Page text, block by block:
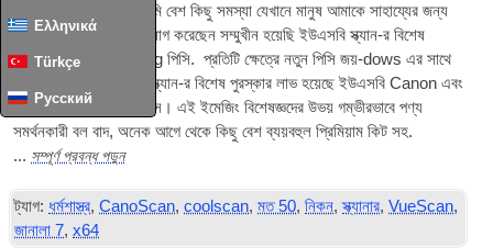
Ελληνικά
Türkçe
Русский
সাম্প্রতিক কয়েক মাসে আমি বেশ কিছু সমস্যা যেখানে মানুষ আমাকে সাহায্যের জন্য
জিজ্ঞাসা তাদের পেয়ে যোগাযোগ করেছেন সম্মুখীন হয়েছিইউএসবি স্ক্যান-র বিশেষ
পুরস্কার লাভ নতুন কাজ-ingপিসি. প্রতিটি ক্ষেত্রে নতুনপিসি জয়-dows এর সাথে
আসতে হবে 7 x64, এবং স্ক্যান-র বিশেষ পুরস্কার লাভ হয়েছেইউএসবি Canon এবং
নিকন দ্বারা উত্পাদিত ডিভাইস। এই ইমেজিং বিশেষজ্ঞদের উভয় গম্ভীরভাবে পণ্য
সমর্থনকারী বল বাদ, অনেক আগে থেকে কিছু বেশ ব্যয়বহুল প্রিমিয়াম কিট সহ.
... সম্পূর্ণ প্রবন্ধ পড়ুন
ট্যাগ: ধর্মশাস্ত্র,CanoScan,coolscan,মত 50,নিকন,স্ক্যানার,VueScan,
জানালা 7,x64